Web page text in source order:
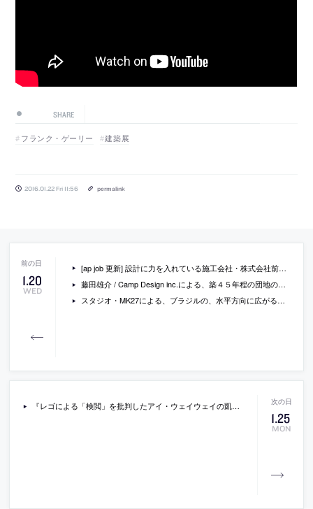
SHARE
フランク・ゲーリー 建築展
2016.01.22 Fri 11:56 permalink
1.20
WED
[ap job 更新] 設計に力を入れている施工会社・株式会社前田工務店が、設計スタッフ・現場管理スタッフ・広報スタッフ等を募集中
藤田雄介 / Camp Design inc.による、築４５年程の団地の１室のリノベーション「夏見台の住宅」
スタジオ・MK27による、ブラジルの、水平方向に広がる空間とスロープの見せ方が特徴的な住宅「ramp house」の写真
1.25
MON
『レゴによる「検閲」を批判したアイ・ウェイウェイの凱歌』（wired）